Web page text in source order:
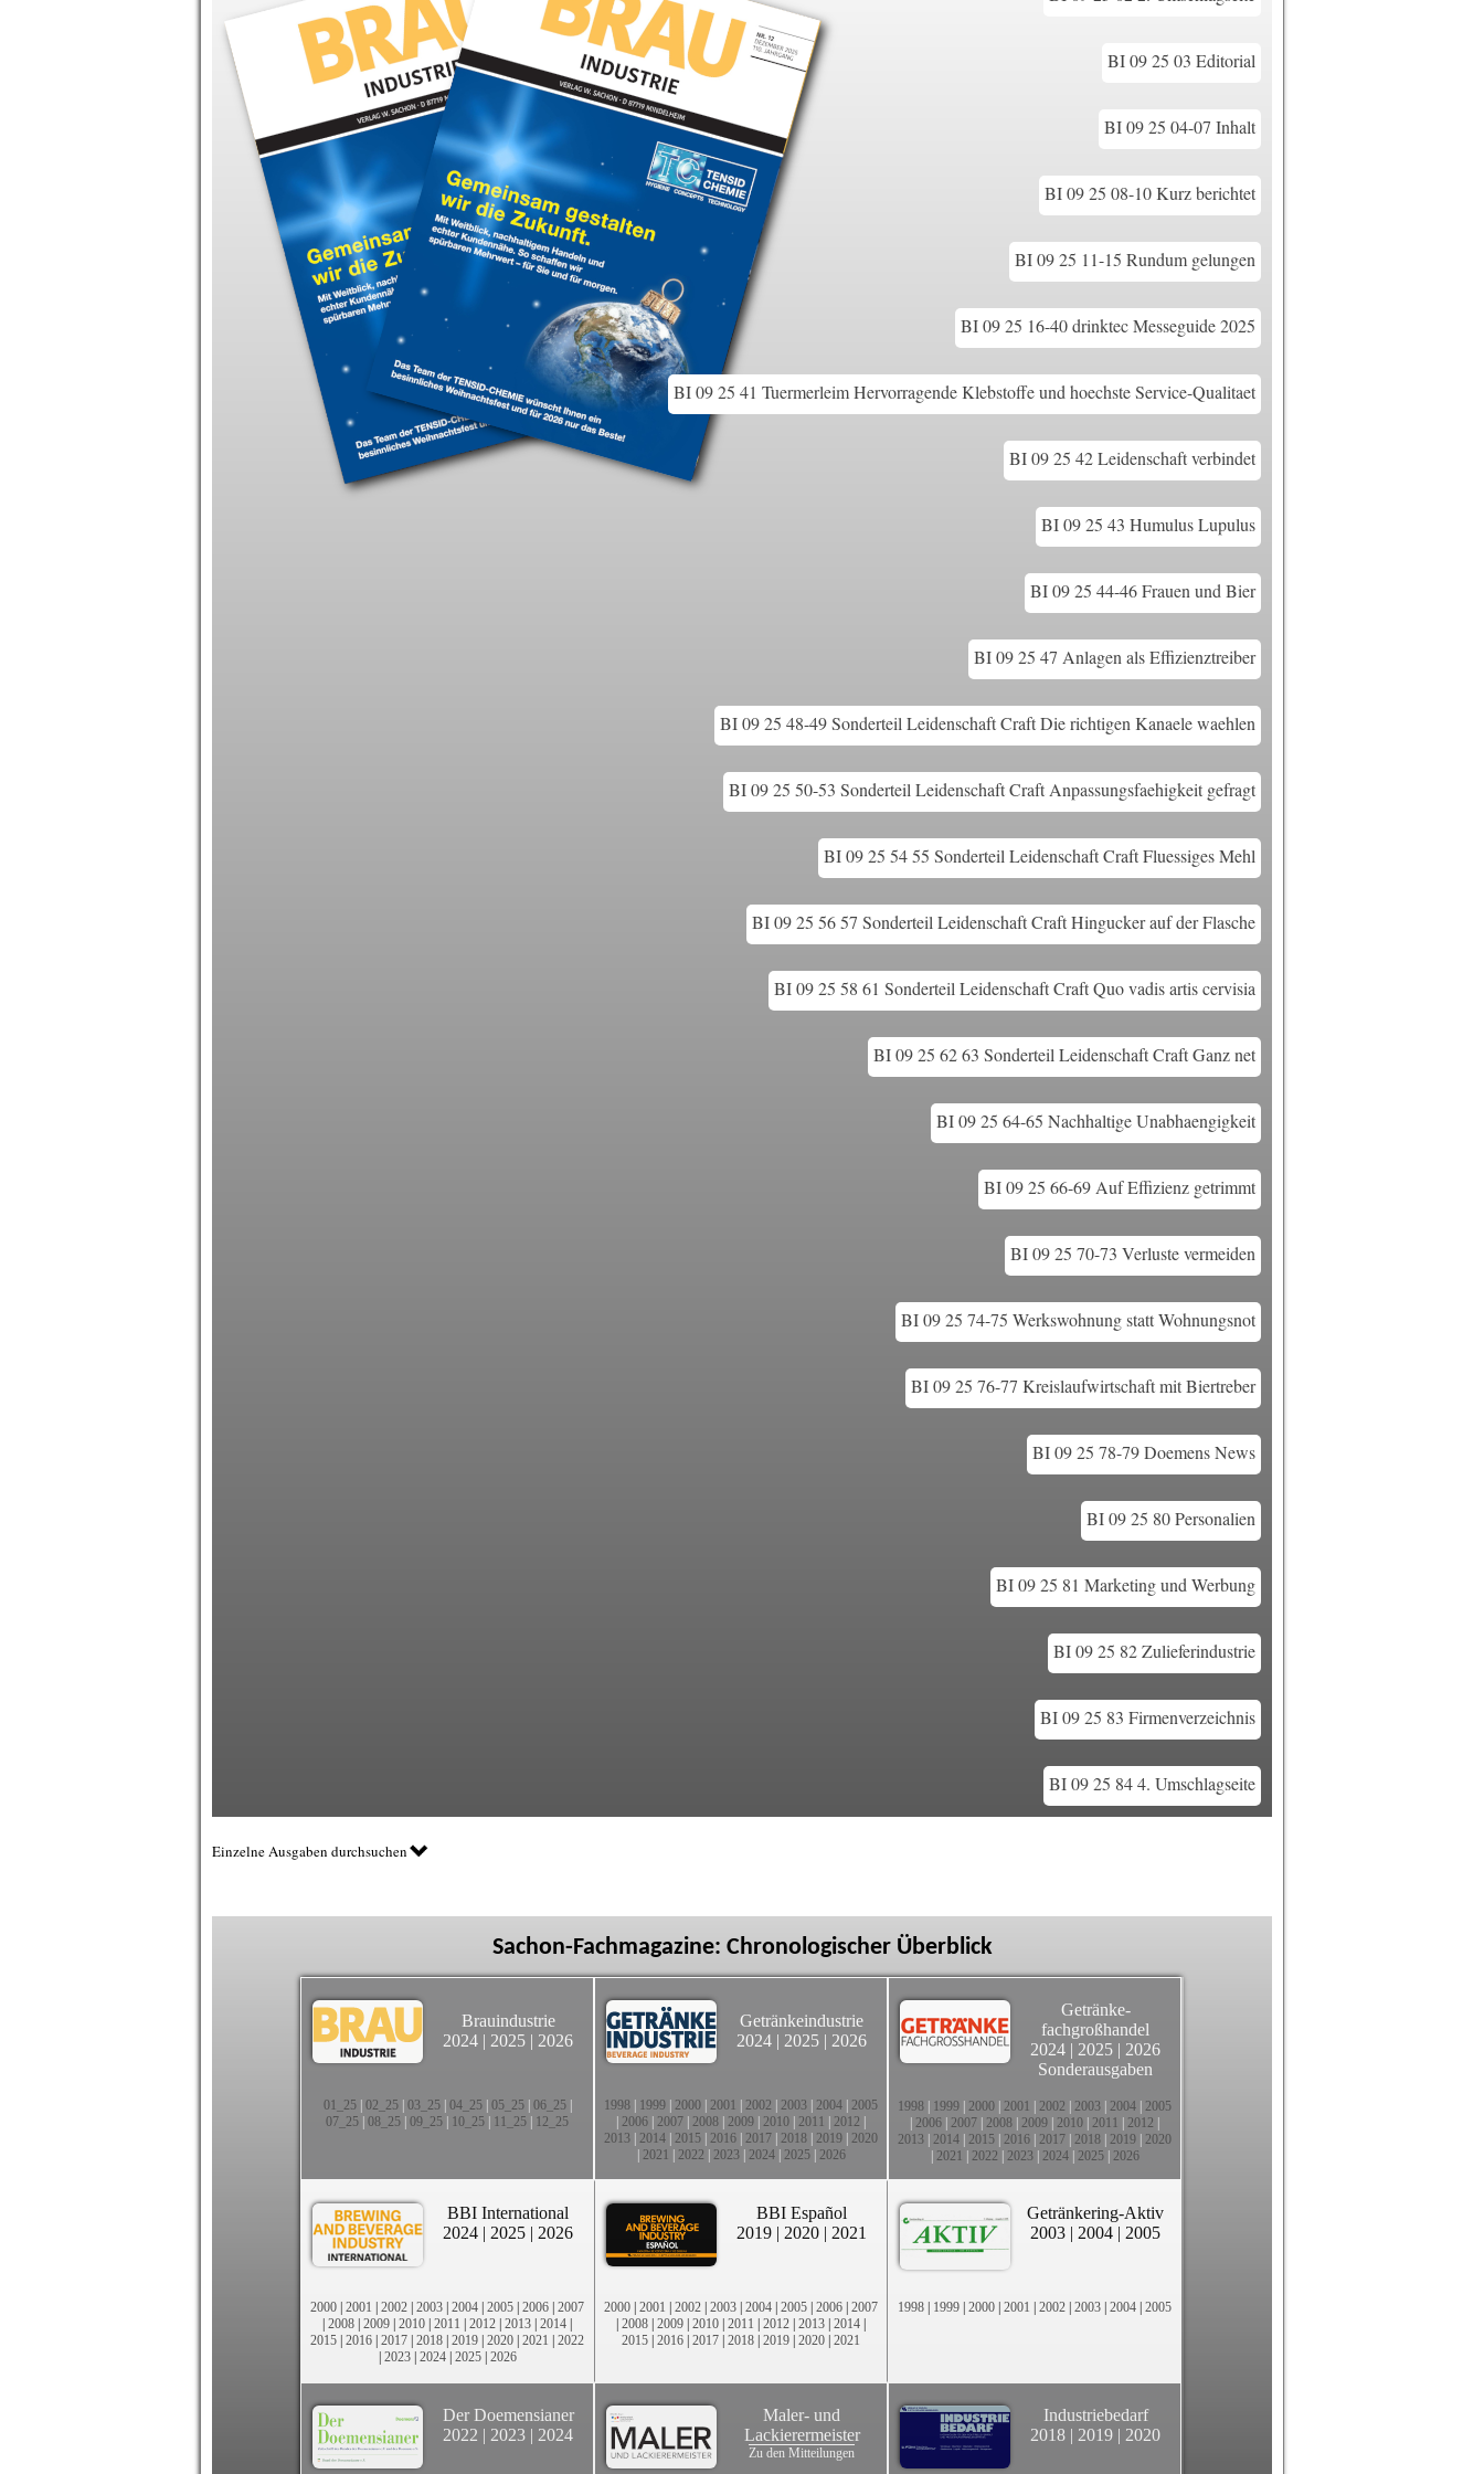
BI 09 25 03 Editorial
BI 09 25 04-07 Inhalt
BI 09 25 08-10 Kurz berichtet
BI 09 25 11-15 Rundum gelungen
BI 09 25 16-40 drinktec Messeguide 2025
BI 09 25 41 Tuermerleim Hervorragende Klebstoffe und hoechste Service-Qualitaet
BI 09 25 42 Leidenschaft verbindet
BI 09 25 43 Humulus Lupulus
BI 09 25 44-46 Frauen und Bier
BI 09 25 47 Anlagen als Effizienztreiber
BI 09 25 48-49 Sonderteil Leidenschaft Craft Die richtigen Kanaele waehlen
BI 09 25 50-53 Sonderteil Leidenschaft Craft Anpassungsfaehigkeit gefragt
BI 09 25 54 55 Sonderteil Leidenschaft Craft Fluessiges Mehl
BI 09 25 56 57 Sonderteil Leidenschaft Craft Hingucker auf der Flasche
BI 09 25 58 61 Sonderteil Leidenschaft Craft Quo vadis artis cervisia
BI 09 25 62 63 Sonderteil Leidenschaft Craft Ganz net
BI 09 25 64-65 Nachhaltige Unabhaengigkeit
BI 09 25 66-69 Auf Effizienz getrimmt
BI 09 25 70-73 Verluste vermeiden
BI 09 25 74-75 Werkswohnung statt Wohnungsnot
BI 09 25 76-77 Kreislaufwirtschaft mit Biertreber
BI 09 25 78-79 Doemens News
BI 09 25 80 Personalien
BI 09 25 81 Marketing und Werbung
BI 09 25 82 Zulieferindustrie
BI 09 25 83 Firmenverzeichnis
BI 09 25 84 4. Umschlagseite
Einzelne Ausgaben durchsuchen
Sachon-Fachmagazine: Chronologischer Überblick
Brauindustrie
2024 | 2025 | 2026
01_25| 02_25| 03_25| 04_25| 05_25| 06_25|
07_25 08_25 09_25 10_25 11_25 12_25
Getränkeindustrie
2024 | 2025 | 2026
1998 1999 2000 2001 2002 2003 2004 2005
2006 2007 2008 2009 2010 2011 2012
2013 2014 2015 2016 2017 2018 2019 2020
2021 2022 2023| 2024| 2025| 2026
Getränke-
fachgroßhandel
2024 | 2025 | 2026
Sonderausgaben
1998 1999 2000 2001 2002 2003 2004 2005
2006 2007 2008 2009 2010 2011 2012
2013 2014 2015 2016 2017 2018 2019 2020
2021 2022 2023| 2024| 2025| 2026
BBI International
2024 | 2025 | 2026
2000 | 2001 | 2002 | 2003 | 2004 | 2005 | 2006 | 2007
| 2008 | 2009 | 2010 | 2011 | 2012 | 2013 | 2014 |
2015 | 2016 | 2017 | 2018 | 2019 | 2020 | 2021 | 2022
| 2023| 2024| 2025| 2026
BBI Español
2019 | 2020 | 2021
2000 | 2001 | 2002 | 2003 | 2004 | 2005 | 2006 | 2007
| 2008 | 2009 | 2010 | 2011 | 2012 | 2013 | 2014 |
2015 | 2016 | 2017 | 2018 | 2019 | 2020 | 2021
Getränkering-Aktiv
2003 | 2004 | 2005
1998 | 1999 | 2000 | 2001 | 2002 | 2003 | 2004 | 2005
Der Doemensianer
2022 | 2023 | 2024
Maler- und
Lackierermeister
Zu den Mitteilungen
Industriebedarf
2018 | 2019 | 2020